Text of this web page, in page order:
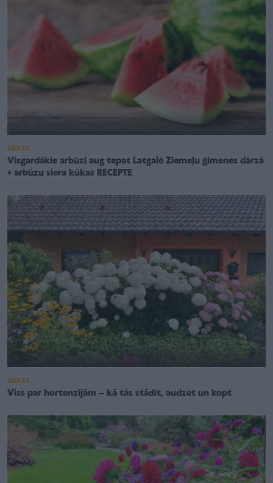
DĀRZS
Visgardākie arbūzi aug tepat Latgalē Ziemeļu ģimenes dārzā
+ arbūzu siera kūkas RECEPTE
DĀRZS
Viss par hortenzijām – kā tās stādīt, audzēt un kopt